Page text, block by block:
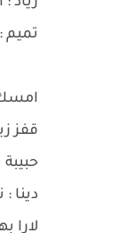
امسك
قفز
دينا
لارا